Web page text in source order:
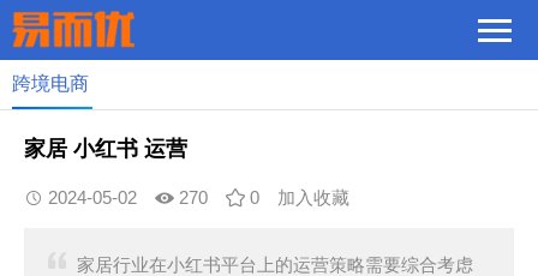
跨境电商
家居 小红书 运营
2024-05-02 270 0 加入收藏
家居行业在小红书平台上的运营策略需要综合考虑